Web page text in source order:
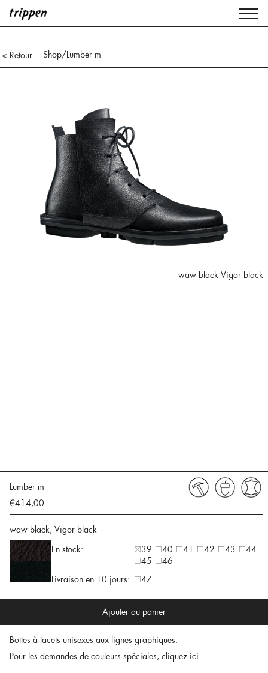
< Retour Shop/Lumber m
waw black Vigor black
Lumber m
€414,00
waw black, Vigor black
En stock:
39 40 41 42 43
44
45
46
Livraison en 10 jours:
47
Ajouter au panier
Bottes à lacets unisexes aux lignes graphiques.
Pour les demandes de couleurs spéciales, cliquez ici